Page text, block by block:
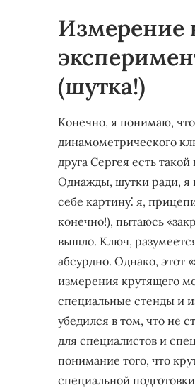
Измерение
(шутка!)
Конечно, я понимаю,
динамометрического
друга Сергея есть
Однажды, шутки ради, я
себе картину⁚ я,
конечно!), пытаюсь
вышло. Ключ,
абсурдно. Однако, этот
измерения крутящего
специальные стенды и
убедился в том, что не
для специалистов и
понимание того, что
специальной